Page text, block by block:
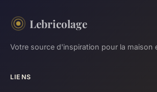
Lebricolage
Votre source d'inspiration pour la maison
LIENS